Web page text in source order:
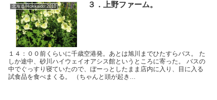
北海道/Hokkaido:2010 ３．上野ファーム。
１４：００前くらいに千歳空港発。あとは旭川までひたすらバス。 た
しか途中、砂川ハイウェイオアシス館というところに寄った。 バスの
中でぐっすり寝ていたので、ぼーっとしたまま店内に入り、目に入る
試食品を食べまくる。 （ちゃんと頭が起き...